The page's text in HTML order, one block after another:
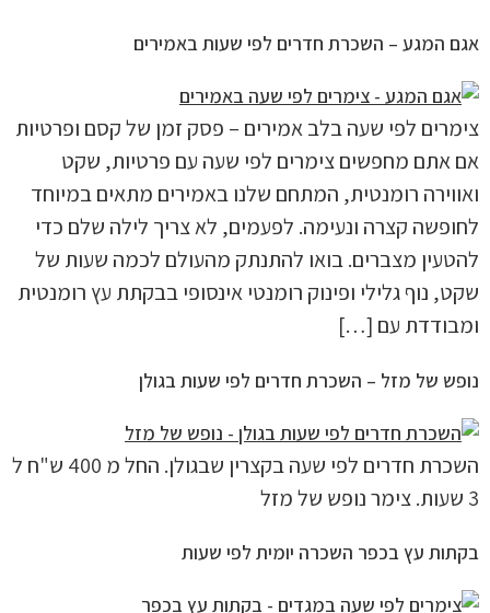
אגם המגע – השכרת חדרים לפי שעות באמירים
צימרים לפי שעה בלב אמירים – פסק זמן של קסם ופרטיות
אם אתם מחפשים צימרים לפי שעה עם פרטיות, שקט
ואווירה רומנטית, המתחם שלנו באמירים מתאים במיוחד
לחופשה קצרה ונעימה. לפעמים, לא צריך לילה שלם כדי
להטעין מצברים. בואו להתנתק מהעולם לכמה שעות של
שקט, נוף גלילי ופינוק רומנטי אינסופי בבקתת עץ רומנטית
ומבודדת עם […]
נופש של מזל – השכרת חדרים לפי שעות בגולן
השכרת חדרים לפי שעה בקצרין שבגולן. החל מ 400 ש"ח ל
3 שעות. צימר נופש של מזל
בקתות עץ בכפר השכרה יומית לפי שעות